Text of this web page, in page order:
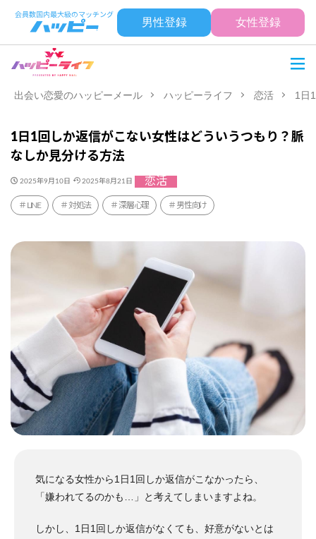
男性登録 女性登録
出会い恋愛のハッピーメール ハッピーライフ 恋活 1日
1日1回しか返信がこない女性はどういうつもり？脈
なしか見分ける方法
2025年9月10日 2025年8月21日 恋活
LINE 対処法 深層心理 男性向け
気になる女性から1日1回しか返信がこなかったら、
「嫌われてるのかも…」と考えてしまいますよね。
しかし、1日1回しか返信がなくても、好意がないとは